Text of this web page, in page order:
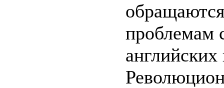
проблемам
английских